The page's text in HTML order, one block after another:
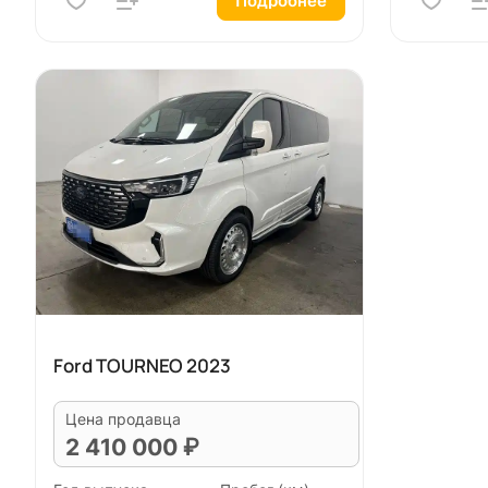
Ford TOURNEO 2023
Цена продавца
2 410 000 ₽